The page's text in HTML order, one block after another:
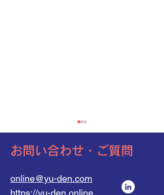
​お問い合わせ・ご質問
online@yu-den.com
https://yu-den.online